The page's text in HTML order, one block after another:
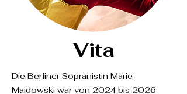
Vita
Die Berliner Sopranistin Marie
Maidowski war von 2024 bis 2026